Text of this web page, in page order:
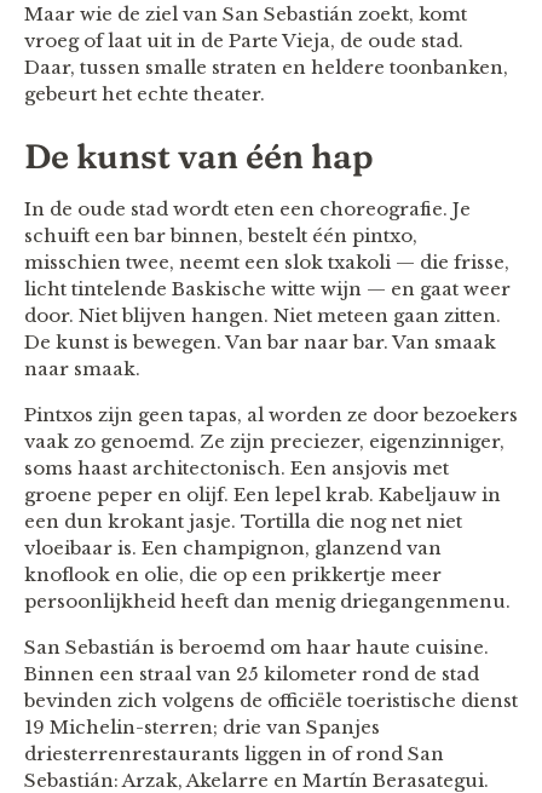
Maar wie de ziel van San Sebastián zoekt, komt
vroeg of laat uit in de Parte Vieja, de oude stad.
Daar, tussen smalle straten en heldere toonbanken,
gebeurt het echte theater.
De kunst van één hap
In de oude stad wordt eten een choreografie. Je
schuift een bar binnen, bestelt één pintxo,
misschien twee, neemt een slok txakoli — die frisse,
licht tintelende Baskische witte wijn — en gaat weer
door. Niet blijven hangen. Niet meteen gaan zitten.
De kunst is bewegen. Van bar naar bar. Van smaak
naar smaak.
Pintxos zijn geen tapas, al worden ze door bezoekers
vaak zo genoemd. Ze zijn preciezer, eigenzinniger,
soms haast architectonisch. Een ansjovis met
groene peper en olijf. Een lepel krab. Kabeljauw in
een dun krokant jasje. Tortilla die nog net niet
vloeibaar is. Een champignon, glanzend van
knoflook en olie, die op een prikkertje meer
persoonlijkheid heeft dan menig driegangenmenu.
San Sebastián is beroemd om haar haute cuisine.
Binnen een straal van 25 kilometer rond de stad
bevinden zich volgens de officiële toeristische dienst
19 Michelin-sterren; drie van Spanjes
driesterrenrestaurants liggen in of rond San
Sebastián: Arzak, Akelarre en Martín Berasategui.